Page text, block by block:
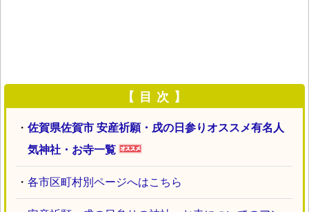
【 目 次 】
・ 佐賀県佐賀市 安産祈願・戌の日参りオススメ有名人
気神社・お寺一覧
・ 各市区町村別ページへはこちら